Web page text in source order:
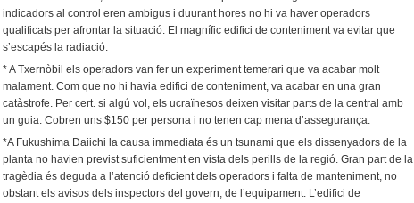
indicadors al control eren ambigus i duurant hores no hi va haver operadors
qualificats per afrontar la situació. El magnífic edifici de conteniment va evitar que
s’escapés la radiació.
* A Txernòbil els operadors van fer un experiment temerari que va acabar molt
malament. Com que no hi havia edifici de conteniment, va acabar en una gran
catàstrofe. Per cert. si algú vol, els ucraïnesos deixen visitar parts de la central amb
un guia. Cobren uns $150 per persona i no tenen cap mena d’assegurança.
*A Fukushima Daiichi la causa immediata és un tsunami que els dissenyadors de la
planta no havien previst suficientment en vista dels perills de la regió. Gran part de la
tragèdia és deguda a l’atenció deficient dels operadors i falta de manteniment, no
obstant els avisos dels inspectors del govern, de l’equipament. L’edifici de